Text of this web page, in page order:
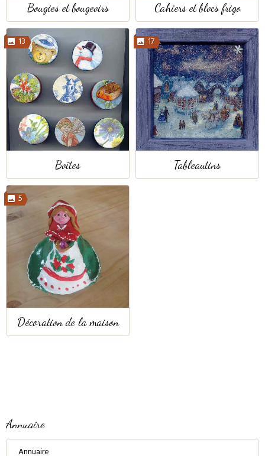
Bougies et bougeoirs Cahiers et blocs frigo
13
Boîtes
17
Tableautins
5
Décoration de la maison
Annuaire
Annuaire